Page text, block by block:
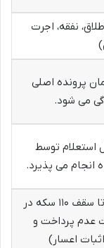
نفقه، اجرت
پرونده اصلی
می شود.
استعلام توسط
انجام می پذیرد.
بله (تا سقف ۱۱۰ سکه در
عدم پرداخت و
اعسار)